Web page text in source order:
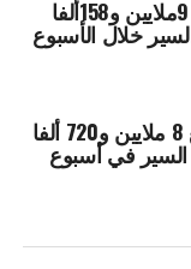
مصالح الأمن تحصل مبلغ 9ملايين و158ألفا
خلال الأسبوع
مصالح الأمن تحصل مبلغ 8 ملايين و720 ألفا